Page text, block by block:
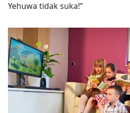
Yehuwa tidak suka!”